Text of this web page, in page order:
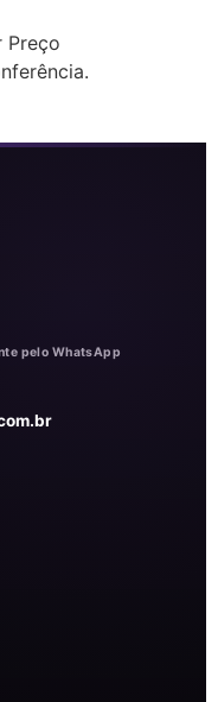
Preço
pelo WhatsApp